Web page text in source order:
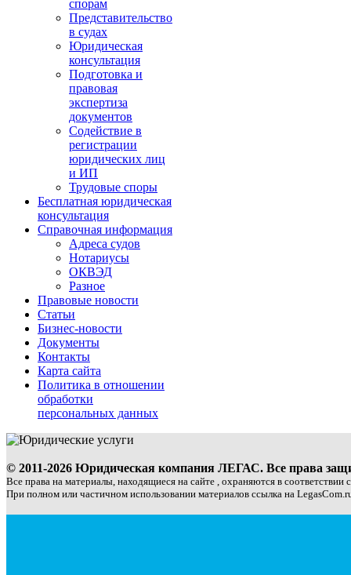
спорам
Представительство
в судах
Юридическая
консультация
Подготовка и
правовая
экспертиза
документов
Содействие в
регистрации
юридических лиц
и ИП
Трудовые споры
Бесплатная юридическая
консультация
Справочная информация
Адреса судов
Нотариусы
ОКВЭД
Разное
Правовые новости
Статьи
Бизнес-новости
Документы
Контакты
Карта сайта
Политика в отношении
обработки
персональных данных
© 2011-2026 Юридическая компания ЛЕГАС. Все права
Все права на материалы, находящиеся на сайте , охраняются в соответствии
При полном или частичном использовании материалов ссылка на